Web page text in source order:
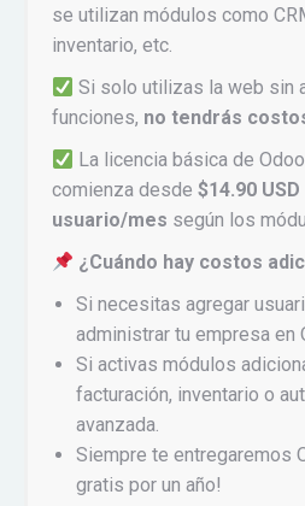
se utilizan módulos como
inventario, etc.
Si solo utilizas la web sin
funciones, no tendrás
La licencia básica de
comienza desde $14.90
usuario/mes según los
¿Cuándo hay costos
Si necesitas agregar
administrar tu empresa en
Si activas módulos
facturación, inventario o
avanzada.
Siempre te entregaremos
gratis por un año!